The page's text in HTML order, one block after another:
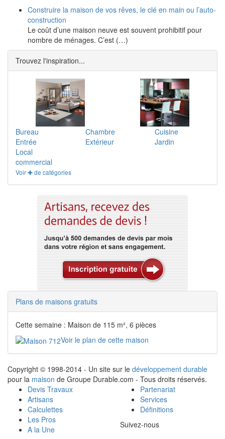
Construire la maison de vos rêves, le clé en main ou l’auto-
construction
Le coût d’une maison neuve est souvent prohibitif pour
nombre de ménages. C’est (…)
Trouvez l'inspiration...
Bureau Chambre
Cuisine
Entrée
Extérieur
Jardin
Local
commercial
Voir ✚ de catégories
Plans de maisons gratuits
Cette semaine : Maison de 115 m², 6 pièces
Voir le plan de cette maison
Copyright © 1998-2014 - Un site sur le développement durable
pour la maison de Groupe Durable.com - Tous droits réservés.
Devis Travaux
Artisans
Calculettes
Les Pros
A la Une
Partenariat
Services
Définitions
Suivez-nous